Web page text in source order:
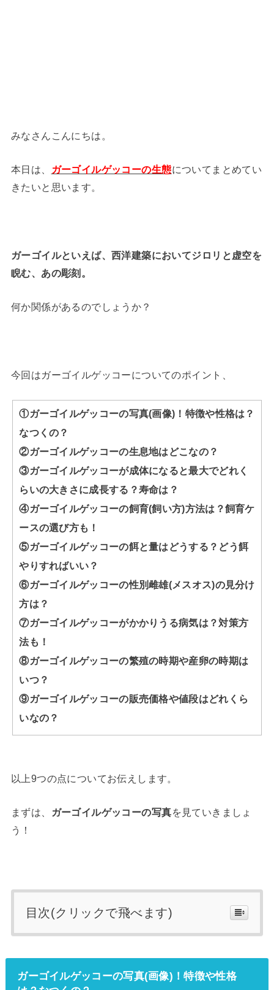
みなさんこんにちは。
本日は、 ガーゴイルゲッコーの生態についてまとめてい
きたいと思います。
ガーゴイルといえば、西洋建築においてジロリと虚空を
睨む、あの彫刻。
何か関係があるのでしょうか？
今回はガーゴイルゲッコーについてのポイント、
①ガーゴイルゲッコーの写真(画像)！特徴や性格は？
なつくの？
②ガーゴイルゲッコーの生息地はどこなの？
③ガーゴイルゲッコーが成体になると最大でどれく
らいの大きさに成長する？寿命は？
④ガーゴイルゲッコーの飼育(飼い方)方法は？飼育ケ
ースの選び方も！
⑤ガーゴイルゲッコーの餌と量はどうする？どう餌
やりすればいい？
⑥ガーゴイルゲッコーの性別雌雄(メスオス)の見分け
方は？
⑦ガーゴイルゲッコーがかかりうる病気は？対策方
法も！
⑧ガーゴイルゲッコーの繁殖の時期や産卵の時期は
いつ？
⑨ガーゴイルゲッコーの販売価格や値段はどれくら
いなの？
以上9つの点についてお伝えします。
まずは、 ガーゴイルゲッコーの写真を見ていきましょ
う！
目次(クリックで飛べます)
ガーゴイルゲッコーの写真(画像)！特徴や性格